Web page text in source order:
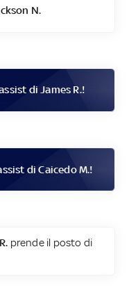
N.
di James R.!
diCaicedo M.!
prende il posto di